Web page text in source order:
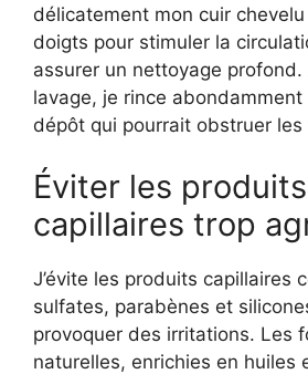
délicatement mon cuir
doigts pour stimuler la
assurer un nettoyage profond.
lavage, je rince
dépôt qui pourrait obstruer les
Éviter les produits
capillaires trop
J’évite les produits capillaires
sulfates, parabènes et
provoquer des irritations. Les
naturelles, enrichies en huiles